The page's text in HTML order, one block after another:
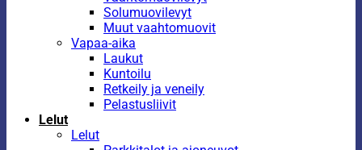
Solumuovilevyt
Muut vaahtomuovit
Vapaa-aika
Laukut
Kuntoilu
Retkeily ja veneily
Pelastusliivit
Lelut
Lelut